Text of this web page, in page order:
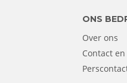
ONS
Over ons
Contact